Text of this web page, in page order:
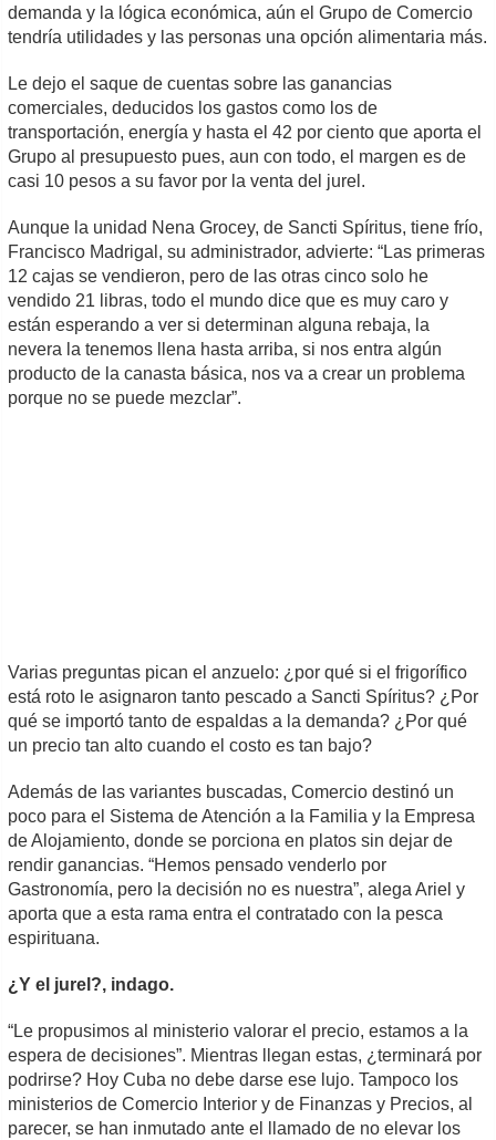
demanda y la lógica económica, aún el Grupo de Comercio
tendría utilidades y las personas una opción alimentaria más.
Le dejo el saque de cuentas sobre las ganancias
comerciales, deducidos los gastos como los de
transportación, energía y hasta el 42 por ciento que aporta el
Grupo al presupuesto pues, aun con todo, el margen es de
casi 10 pesos a su favor por la venta del jurel.
Aunque la unidad Nena Grocey, de Sancti Spíritus, tiene frío,
Francisco Madrigal, su administrador, advierte: “Las primeras
12 cajas se vendieron, pero de las otras cinco solo he
vendido 21 libras, todo el mundo dice que es muy caro y
están esperando a ver si determinan alguna rebaja, la
nevera la tenemos llena hasta arriba, si nos entra algún
producto de la canasta básica, nos va a crear un problema
porque no se puede mezclar”.
Varias preguntas pican el anzuelo: ¿por qué si el frigorífico
está roto le asignaron tanto pescado a Sancti Spíritus? ¿Por
qué se importó tanto de espaldas a la demanda? ¿Por qué
un precio tan alto cuando el costo es tan bajo?
Además de las variantes buscadas, Comercio destinó un
poco para el Sistema de Atención a la Familia y la Empresa
de Alojamiento, donde se porciona en platos sin dejar de
rendir ganancias. “Hemos pensado venderlo por
Gastronomía, pero la decisión no es nuestra”, alega Ariel y
aporta que a esta rama entra el contratado con la pesca
espirituana.
¿Y el jurel?, indago.
“Le propusimos al ministerio valorar el precio, estamos a la
espera de decisiones”. Mientras llegan estas, ¿terminará por
podrirse? Hoy Cuba no debe darse ese lujo. Tampoco los
ministerios de Comercio Interior y de Finanzas y Precios, al
parecer, se han inmutado ante el llamado de no elevar los